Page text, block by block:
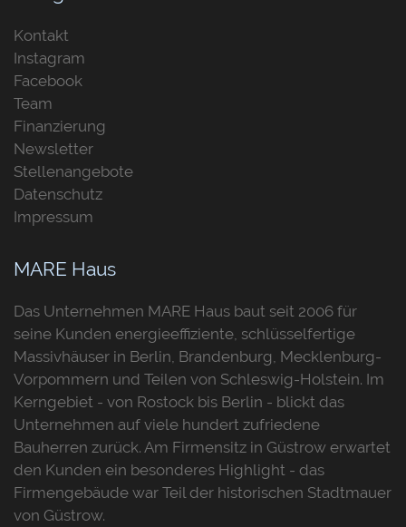
Kontakt
Instagram
Facebook
Team
Finanzierung
Newsletter
Stellenangebote
Datenschutz
Impressum
MARE Haus
Das Unternehmen MARE Haus baut seit 2006 für
seine Kunden energieeffiziente, schlüsselfertige
Massivhäuser in Berlin, Brandenburg, Mecklenburg-
Vorpommern und Teilen von Schleswig-Holstein. Im
Kerngebiet - von Rostock bis Berlin - blickt das
Unternehmen auf viele hundert zufriedene
Bauherren zurück. Am Firmensitz in Güstrow erwartet
den Kunden ein besonderes Highlight - das
Firmengebäude war Teil der historischen Stadtmauer
von Güstrow.